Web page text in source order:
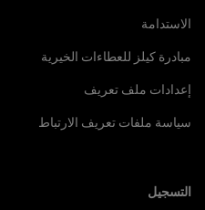
الاستدامة
مبادرة كيلز للعطاءات الخيرية
إعدادات ملف تعريف
سياسة ملفات تعريف الارتباط
التسجيل